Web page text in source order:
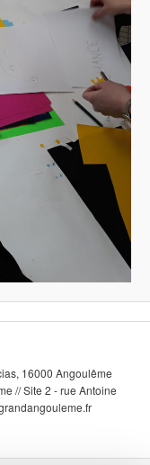
16000 Angoulême
// Site 2 - rue Antoine